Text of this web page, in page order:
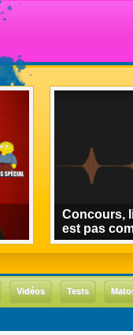
Concours,
est pas
Vidéos Tests